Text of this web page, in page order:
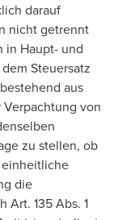
darauf
nicht getrennt
in Haupt- und
Steuersatz
aus
von
zu stellen, ob
die
Art. 135 Abs. 1